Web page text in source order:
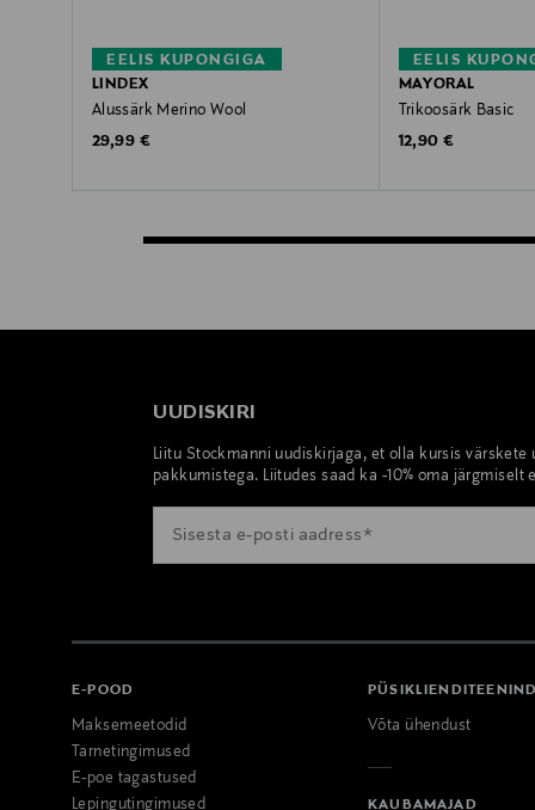
EELIS KUPONGIGA
LINDEX
Alussärk Merino Wool
Original Price
29,99 €
EELIS
MAYORAL
Trikoosärk Basic
Original Price
12,90 €
UUDISKIRI
Liitu Stockmanni uudiskirjaga, et olla kursis värskete
pakkumistega. Liitudes saad ka -10% oma järgmiselt
E-POOD
Maksemeetodid
Tarnetingimused
E-poe tagastused
Lepingutingimused
Võta ühendust
KAUBAMAJAD